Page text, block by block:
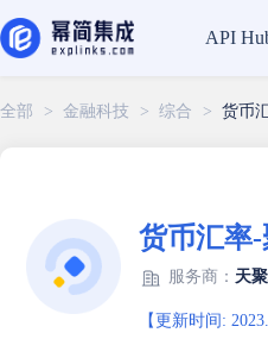
API
全部 > 金融科技 > 综合 > 货币
货币汇率
服务商： 天
【更新时间: